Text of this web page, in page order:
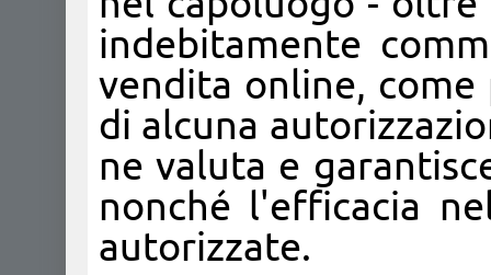
indebitamente
vendita online,
di alcuna
ne valuta e
nonché l'efficacia
autorizzate.